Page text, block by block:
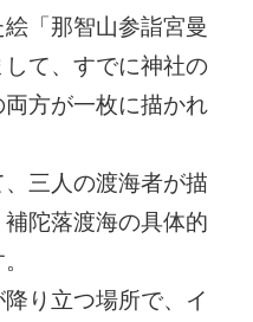
「那智山参詣宮曼
て、すでに神社の
方が一枚に描かれ
三人の渡海者が描
陀落渡海の具体的
り立つ場所で、イ